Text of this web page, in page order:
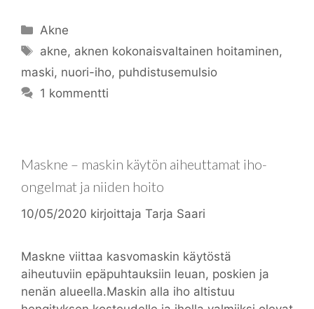
Kategoriat
Akne
Avainsanat
akne, aknen kokonaisvaltainen hoitaminen,
maski, nuori-iho, puhdistusemulsio
1 kommentti
Maskne – maskin käytön aiheuttamat iho-
ongelmat ja niiden hoito
10/05/2020 kirjoittaja Tarja Saari
Maskne viittaa kasvomaskin käytöstä
aiheutuviin epäpuhtauksiin leuan, poskien ja
nenän alueella.Maskin alla iho altistuu